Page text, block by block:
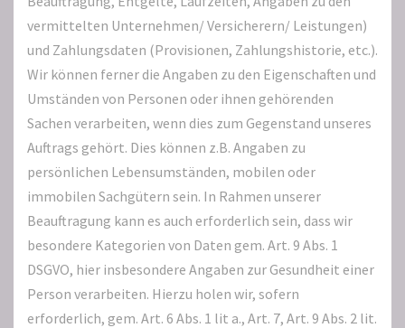
vermittelten Unternehmen/ Versicherern/ Leistungen)
und Zahlungsdaten (Provisionen, Zahlungshistorie, etc.).
Wir können ferner die Angaben zu den Eigenschaften und
Umständen von Personen oder ihnen gehörenden
Sachen verarbeiten, wenn dies zum Gegenstand unseres
Auftrags gehört. Dies können z.B. Angaben zu
persönlichen Lebensumständen, mobilen oder
immobilen Sachgütern sein. In Rahmen unserer
Beauftragung kann es auch erforderlich sein, dass wir
besondere Kategorien von Daten gem. Art. 9 Abs. 1
DSGVO, hier insbesondere Angaben zur Gesundheit einer
Person verarbeiten. Hierzu holen wir, sofern
erforderlich, gem. Art. 6 Abs. 1 lit a., Art. 7, Art. 9 Abs. 2 lit.